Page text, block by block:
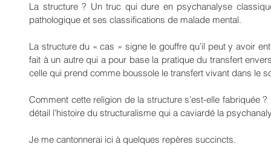
La structure ? Un truc qui dure en psychanalyse
pathologique et ses classifications de malade mental.
La structure du « cas » signe le gouffre qu’il peut y avoir
fait à un autre qui a pour base la pratique du transfert
celle qui prend comme boussole le transfert vivant dans le
Comment cette religion de la structure s’est-elle fabriquée
détail l’histoire du structuralisme qui a caviardé la
Je me cantonnerai ici à quelques repères succincts.